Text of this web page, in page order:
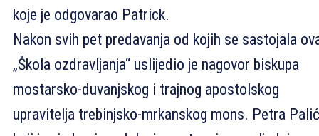
koje je odgovarao Patrick.
Nakon svih pet predavanja od kojih se sastojala
„Škola ozdravljanja“ uslijedio je nagovor biskupa
mostarsko-duvanjskog i trajnog apostolskog
upravitelja trebinjsko-mrkanskog mons. Petra